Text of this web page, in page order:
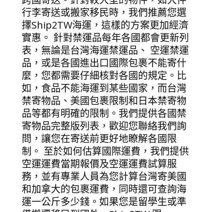
行李寄送或搬家移民時，我們推薦您選
擇Ship2TW海運，這樣的方案更加經濟
實惠。 針對禁運品每年各國都會更新列
表，無論是台灣海運禁運品、 空運禁運
品，或是各國進出口國際包裹不能寄什
麼，您都需要仔細核對各國的規定。比
如，食品不能海運到某些國家，而台灣
禁寄物品、美國包裹限制和日本禁寄物
品等都有明確的限制。我們提供各國禁
寄物品完整版列表，歡迎您聯絡我們詢
問，讓您在寄送前更好地瞭解各國限
制。 至於如何估算國際運費，我們提供
空運運費當期報價及空運運費試算服
務，並有專業人員為您計算台灣寄美國
和加拿大的包裹運費，同時還可查詢海
運一公斤多少錢。如果您是留學生或準